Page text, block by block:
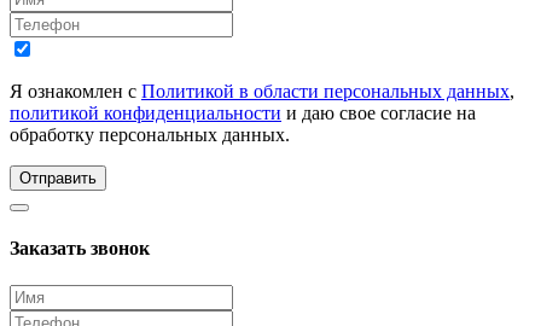
Я ознакомлен с Политикой в области персональных данных,
политикой конфиденциальности и даю свое согласие на
обработку персональных данных.
Отправить
Заказать звонок